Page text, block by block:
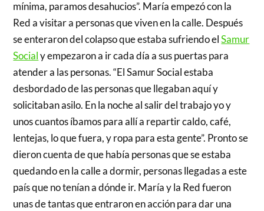
mínima, paramos desahucios”. María empezó con la
Red a visitar a personas que viven en la calle. Después
se enteraron del colapso que estaba sufriendo elSamur
Socialy empezaron a ir cada día a sus puertas para
atender a las personas. “El Samur Social estaba
desbordado de las personas que llegaban aquí y
solicitaban asilo. En la noche al salir del trabajo yo y
unos cuantos íbamos para allí a repartir caldo, café,
lentejas, lo que fuera, y ropa para esta gente”. Pronto se
dieron cuenta de que había personas que se estaba
quedando en la calle a dormir, personas llegadas a este
país que no tenían a dónde ir. María y la Red fueron
unas de tantas que entraron en acción para dar una